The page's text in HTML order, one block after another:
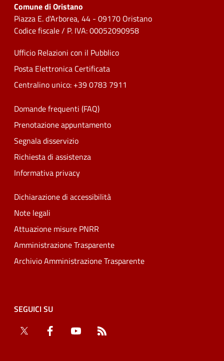
Comune di Oristano
Piazza E. d'Arborea, 44 - 09170 Oristano
Codice fiscale / P. IVA: 00052090958
Ufficio Relazioni con il Pubblico
Posta Elettronica Certificata
Centralino unico: +39 0783 7911
Domande frequenti (FAQ)
Prenotazione appuntamento
Segnala disservizio
Richiesta di assistenza
Informativa privacy
Dichiarazione di accessibilità
Note legali
Attuazione misure PNRR
Amministrazione Trasparente
Archivio Amministrazione Trasparente
SEGUICI SU
Twitter
Facebook YouTube